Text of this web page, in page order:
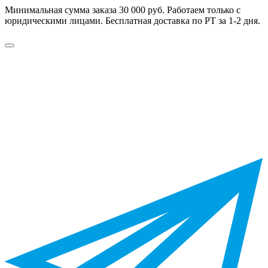
Минимальная сумма заказа 30 000 руб. Работаем только с
юридическими лицами. Бесплатная доставка по РТ за 1-2 дня.